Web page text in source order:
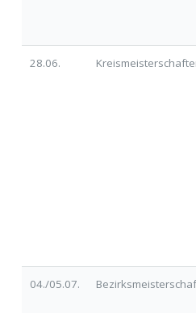
28.06.
04./05.07.